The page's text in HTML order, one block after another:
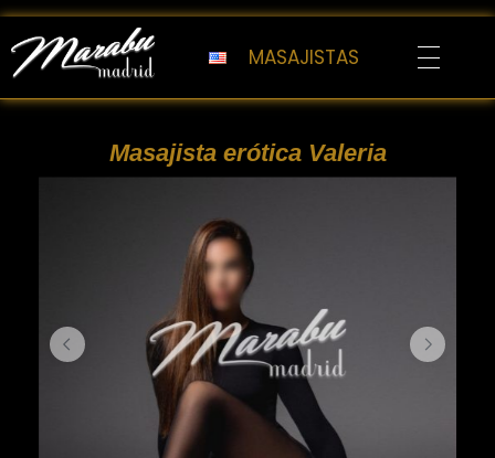
Marabu Madrid
MASAJISTAS
Masajista erótica Valeria